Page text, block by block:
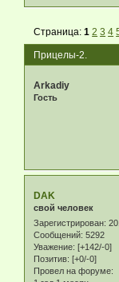
Прицелы-2.
Страница:1 2 3 4
Arkadiy
Гость
DAK
свой человек
Зарегистрирован:
Сообщений: 5292
Уважение: [+142/-0]
Позитив: [+0/-0]
Провел на форуме: